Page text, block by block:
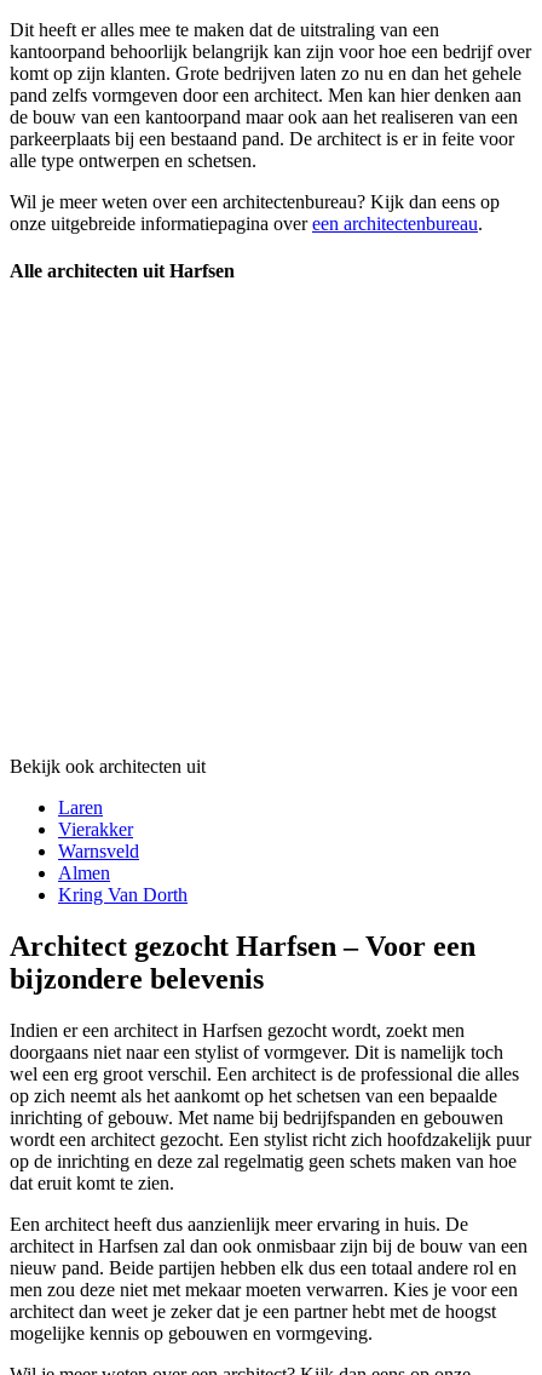
Dit heeft er alles mee te maken dat de uitstraling van een
kantoorpand behoorlijk belangrijk kan zijn voor hoe een bedrijf over
komt op zijn klanten. Grote bedrijven laten zo nu en dan het gehele
pand zelfs vormgeven door een architect. Men kan hier denken aan
de bouw van een kantoorpand maar ook aan het realiseren van een
parkeerplaats bij een bestaand pand. De architect is er in feite voor
alle type ontwerpen en schetsen.
Wil je meer weten over een architectenbureau? Kijk dan eens op
onze uitgebreide informatiepagina overeen architectenbureau.
Alle architecten uit Harfsen
Bekijk ook architecten uit
Laren
Vierakker
Warnsveld
Almen
Kring Van Dorth
Architect gezocht Harfsen – Voor een
bijzondere belevenis
Indien er een architect in Harfsen gezocht wordt, zoekt men
doorgaans niet naar een stylist of vormgever. Dit is namelijk toch
wel een erg groot verschil. Een architect is de professional die alles
op zich neemt als het aankomt op het schetsen van een bepaalde
inrichting of gebouw. Met name bij bedrijfspanden en gebouwen
wordt een architect gezocht. Een stylist richt zich hoofdzakelijk puur
op de inrichting en deze zal regelmatig geen schets maken van hoe
dat eruit komt te zien.
Een architect heeft dus aanzienlijk meer ervaring in huis. De
architect in Harfsen zal dan ook onmisbaar zijn bij de bouw van een
nieuw pand. Beide partijen hebben elk dus een totaal andere rol en
men zou deze niet met mekaar moeten verwarren. Kies je voor een
architect dan weet je zeker dat je een partner hebt met de hoogst
mogelijke kennis op gebouwen en vormgeving.